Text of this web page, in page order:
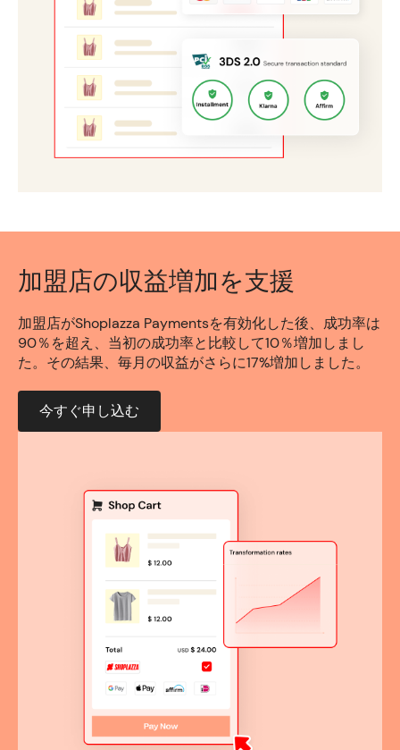
加盟店の収益増加を支援
加盟店がShoplazza Paymentsを有効化した後、成功率は
90％を超え、当初の成功率と比較して10％増加しまし
た。その結果、毎月の収益がさらに17%増加しました。
今すぐ申し込む